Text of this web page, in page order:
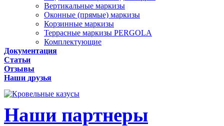
Вертикальные маркизы
Оконные (прямые) маркизы
Корзинные маркизы
Террасные маркизы PERGOLA
Комплектующие
Документация
Статьи
Отзывы
Наши друзья
Наши партнеры